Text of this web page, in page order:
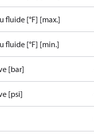
fluide [°F] [max.]
fluide [°F] [min.]
[bar]
[psi]